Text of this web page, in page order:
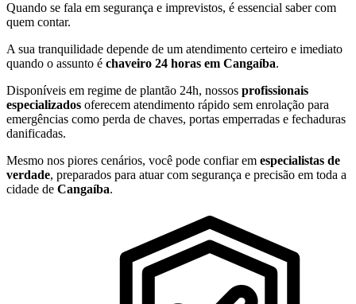
Quando se fala em segurança e imprevistos, é essencial saber com
quem contar.
A sua tranquilidade depende de um atendimento certeiro e imediato
quando o assunto é chaveiro 24 horas em Cangaíba.
Disponíveis em regime de plantão 24h, nossos profissionais
especializados oferecem atendimento rápido sem enrolação para
emergências como perda de chaves, portas emperradas e fechaduras
danificadas.
Mesmo nos piores cenários, você pode confiar em especialistas de
verdade, preparados para atuar com segurança e precisão em toda a
cidade de Cangaíba.